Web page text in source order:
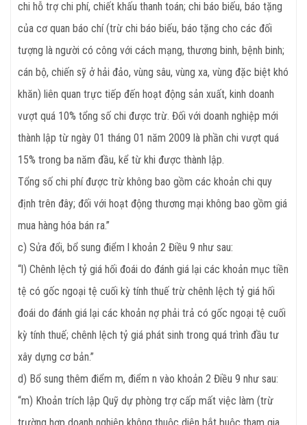
chi hỗ trợ chi phí, chiết khấu thanh toán; chi báo biếu, báo tặng
của cơ quan báo chí (trừ chi báo biếu, báo tặng cho các đối
tượng là người có công với cách mạng, thương binh, bệnh binh;
cán bộ, chiến sỹ ở hải đảo, vùng sâu, vùng xa, vùng đặc biệt khó
khăn) liên quan trực tiếp đến hoạt động sản xuất, kinh doanh
vượt quá 10% tổng số chi được trừ. Đối với doanh nghiệp mới
thành lập từ ngày 01 tháng 01 năm 2009 là phần chi vượt quá
15% trong ba năm đầu, kể từ khi được thành lập.
Tổng số chi phí được trừ không bao gồm các khoản chi quy
định trên đây; đối với hoạt động thương mại không bao gồm giá
mua hàng hóa bán ra.”
c) Sửa đổi, bổ sung điểm l khoản 2 Điều 9 như sau:
“l) Chênh lệch tỷ giá hối đoái do đánh giá lại các khoản mục tiền
tệ có gốc ngoại tệ cuối kỳ tính thuế trừ chênh lệch tỷ giá hối
đoái do đánh giá lại các khoản nợ phải trả có gốc ngoại tệ cuối
kỳ tính thuế; chênh lệch tỷ giá phát sinh trong quá trình đầu tư
xây dựng cơ bản.”
d) Bổ sung thêm điểm m, điểm n vào khoản 2 Điều 9 như sau:
“m) Khoản trích lập Quỹ dự phòng trợ cấp mất việc làm (trừ